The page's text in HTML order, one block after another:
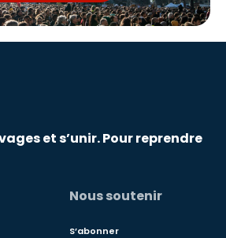
et s’unir. Pour reprendre
Nous soutenir
S’abonner